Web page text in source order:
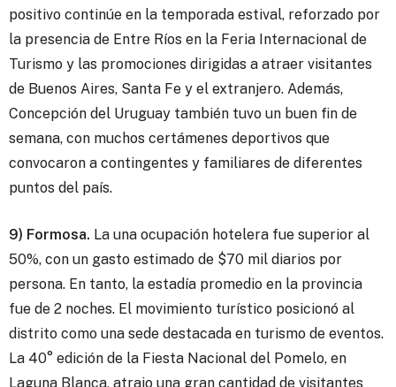
positivo continúe en la temporada estival, reforzado por
la presencia de Entre Ríos en la Feria Internacional de
Turismo y las promociones dirigidas a atraer visitantes
de Buenos Aires, Santa Fe y el extranjero. Además,
Concepción del Uruguay también tuvo un buen fin de
semana, con muchos certámenes deportivos que
convocaron a contingentes y familiares de diferentes
puntos del país.
9) Formosa. La una ocupación hotelera fue superior al
50%, con un gasto estimado de $70 mil diarios por
persona. En tanto, la estadía promedio en la provincia
fue de 2 noches. El movimiento turístico posicionó al
distrito como una sede destacada en turismo de eventos.
La 40° edición de la Fiesta Nacional del Pomelo, en
Laguna Blanca, atrajo una gran cantidad de visitantes